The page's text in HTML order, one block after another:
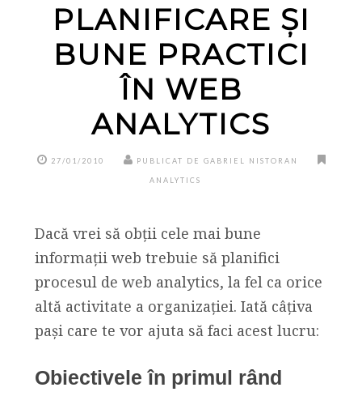
PLANIFICARE ȘI
BUNE PRACTICI
ÎN WEB
ANALYTICS
27/01/2010 PUBLICAT DE GABRIEL NISTORAN
ANALYTICS
Dacă vrei să obții cele mai bune
informații web trebuie să planifici
procesul de web analytics, la fel ca orice
altă activitate a organizației. Iată câțiva
pași care te vor ajuta să faci acest lucru:
Obiectivele în primul rând